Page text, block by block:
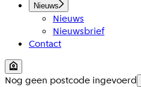
Nieuws
Nieuws
Nieuwsbrief
Contact
Nog geen postcode ingevoerd